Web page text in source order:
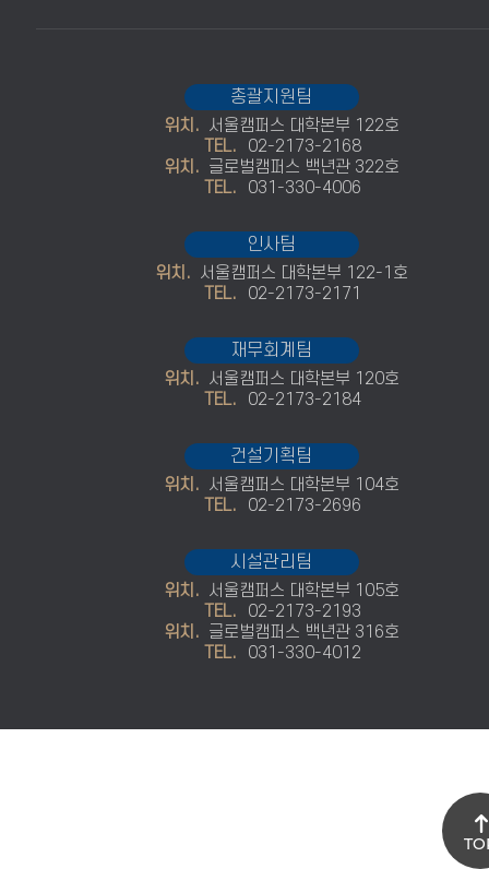
총괄지원팀
위치. 서울캠퍼스 대학본부 122호
TEL.
02-2173-2168
위치. 글로벌캠퍼스 백년관 322호
TEL.
031-330-4006
인사팀
위치. 서울캠퍼스 대학본부 122-1호
TEL.
02-2173-2171
재무회계팀
위치. 서울캠퍼스 대학본부 120호
TEL.
02-2173-2184
건설기획팀
위치. 서울캠퍼스 대학본부 104호
TEL.
02-2173-2696
시설관리팀
위치. 서울캠퍼스 대학본부 105호
TEL.
02-2173-2193
위치. 글로벌캠퍼스 백년관 316호
TEL.
031-330-4012